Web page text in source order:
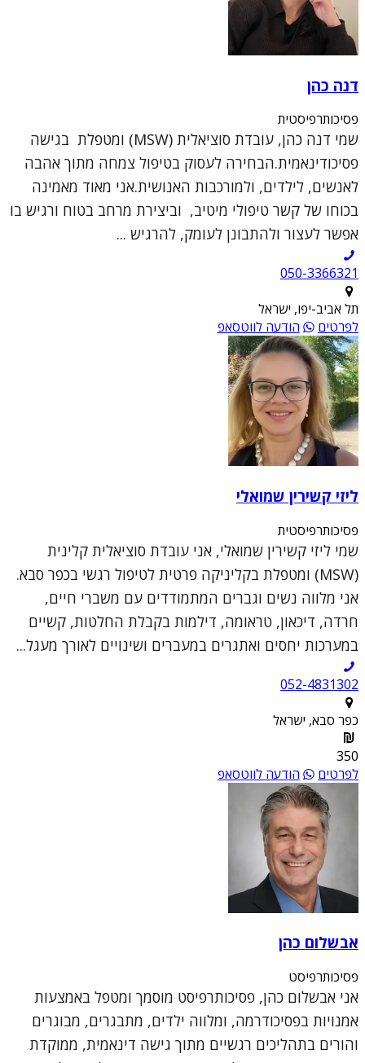
דנה כהן
פסיכותרפיסטית
שמי דנה כהן, עובדת סוציאלית (MSW) ומטפלת בגישה
פסיכודינאמית.הבחירה לעסוק בטיפול צמחה מתוך אהבה
לאנשים, לילדים, ולמורכבות האנושית.אני מאוד מאמינה
בכוחו של קשר טיפולי מיטיב, וביצירת מרחב בטוח ורגיש בו
אפשר לעצור ולהתבונן לעומק, להרגיש ...
050-3366321
תל אביב-יפו, ישראל
לפרטים
הודעה לווטסאפ
ליזי קשירין שמואלי
פסיכותרפיסטית
שמי ליזי קשירין שמואלי, אני עובדת סוציאלית קלינית
(MSW) ומטפלת בקליניקה פרטית לטיפול רגשי בכפר סבא.
אני מלווה נשים וגברים המתמודדים עם משברי חיים,
חרדה, דיכאון, טראומה, דילמות בקבלת החלטות, קשיים
במערכות יחסים ואתגרים במעברים ושינויים לאורך מעגל...
052-4831302
כפר סבא, ישראל
350
לפרטים
הודעה לווטסאפ
אבשלום כהן
פסיכותרפיסט
אני אבשלום כהן, פסיכותרפיסט מוסמך ומטפל באמצעות
אמנויות בפסיכודרמה, ומלווה ילדים, מתבגרים, מבוגרים
והורים בתהליכים רגשיים מתוך גישה דינאמית, ממוקדת